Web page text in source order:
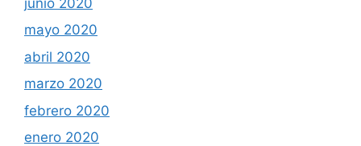
mayo 2020
abril 2020
marzo 2020
febrero 2020
enero 2020